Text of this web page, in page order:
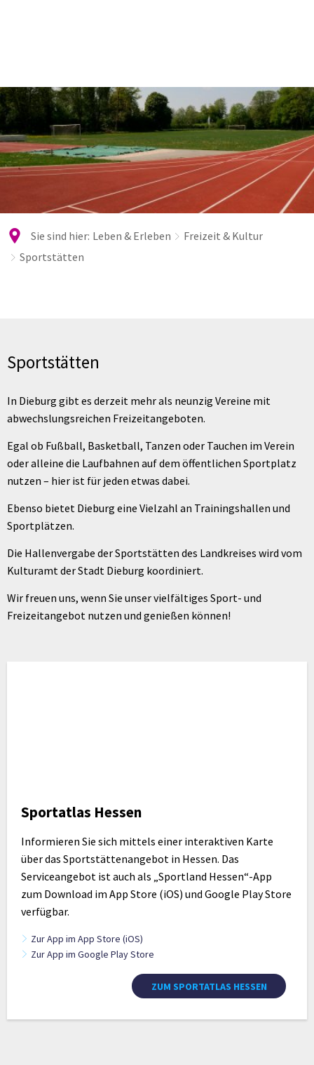
Sie sind hier: Leben & Erleben
Freizeit & Kultur
Sportstätten
Sportstätten
In Dieburg gibt es derzeit mehr als neunzig Vereine mit
abwechslungsreichen Freizeitangeboten.
Egal ob Fußball, Basketball, Tanzen oder Tauchen im Verein
oder alleine die Laufbahnen auf dem öffentlichen Sportplatz
nutzen – hier ist für jeden etwas dabei.
Ebenso bietet Dieburg eine Vielzahl an Trainingshallen und
Sportplätzen.
Die Hallenvergabe der Sportstätten des Landkreises wird vom
Kulturamt der Stadt Dieburg koordiniert.
Wir freuen uns, wenn Sie unser vielfältiges Sport- und
Freizeitangebot nutzen und genießen können!
Sportatlas Hessen
Informieren Sie sich mittels einer interaktiven Karte
über das Sportstättenangebot in Hessen. Das
Serviceangebot ist auch als „Sportland Hessen“-App
zum Download im App Store (iOS) und Google Play Store
verfügbar.
Zur App im App Store (iOS)
Zur App im Google Play Store
ZUM SPORTATLAS HESSEN